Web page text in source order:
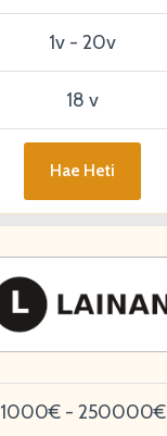
1v - 20v
18 v
Hae Heti
1000€ - 250000€